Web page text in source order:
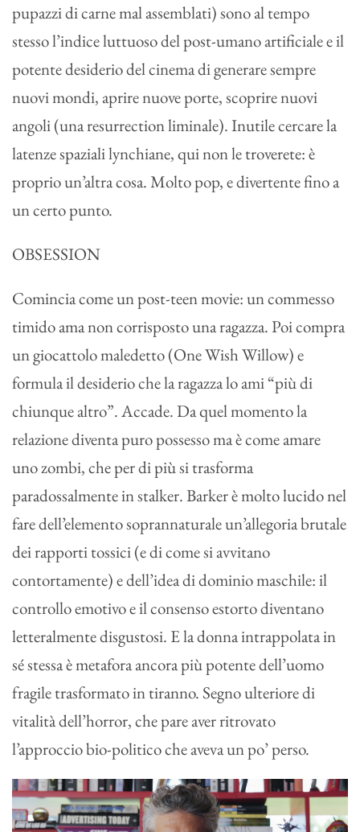
pupazzi di carne mal assemblati) sono al tempo
stesso l’indice luttuoso del post-umano artificiale e il
potente desiderio del cinema di generare sempre
nuovi mondi, aprire nuove porte, scoprire nuovi
angoli (una resurrection liminale). Inutile cercare la
latenze spaziali lynchiane, qui non le troverete: è
proprio un’altra cosa. Molto pop, e divertente fino a
un certo punto.
OBSESSION
Comincia come un post-teen movie: un commesso
timido ama non corrisposto una ragazza. Poi compra
un giocattolo maledetto (One Wish Willow) e
formula il desiderio che la ragazza lo ami “più di
chiunque altro”. Accade. Da quel momento la
relazione diventa puro possesso ma è come amare
uno zombi, che per di più si trasforma
paradossalmente in stalker. Barker è molto lucido nel
fare dell’elemento soprannaturale un’allegoria brutale
dei rapporti tossici (e di come si avvitano
contortamente) e dell’idea di dominio maschile: il
controllo emotivo e il consenso estorto diventano
letteralmente disgustosi. E la donna intrappolata in
sé stessa è metafora ancora più potente dell’uomo
fragile trasformato in tiranno. Segno ulteriore di
vitalità dell’horror, che pare aver ritrovato
l’approccio bio-politico che aveva un po’ perso.